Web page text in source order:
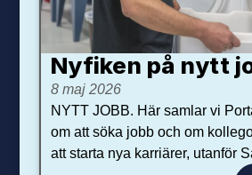
Nyfiken på nytt
8 maj 2026
NYTT JOBB. Här samlar vi
om att söka jobb och om
att starta nya karriärer, utanför